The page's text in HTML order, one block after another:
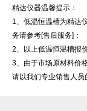
精达仪器温馨提示：
1
、低温恒温槽为精
务请参考[售后服务] ；
2 、以上低温恒温槽报
3 、由于市场原材料价
请以我们专业销售人员